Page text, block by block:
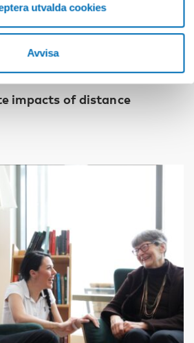
utvalda cookies
Avvisa
impacts of distance